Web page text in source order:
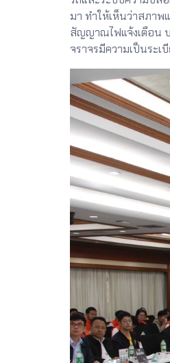
มา ทำให้เห็นว่าสภาพ
สัญญาณไฟแจ้งเตือน บ
จราจรมีความเป็นระ